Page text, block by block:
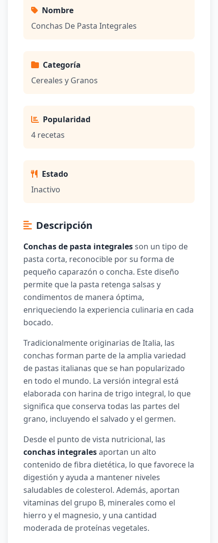
Nombre
Conchas De Pasta Integrales
Categoría
Cereales y Granos
Popularidad
4 recetas
Estado
Inactivo
Descripción
Conchas de pasta integralesson un tipo de
pasta corta, reconocible por su forma de
pequeño caparazón o concha. Este diseño
permite que la pasta retenga salsas y
condimentos de manera óptima,
enriqueciendo la experiencia culinaria en cada
bocado.
Tradicionalmente originarias de Italia, las
conchas forman parte de la amplia variedad
de pastas italianas que se han popularizado
en todo el mundo. La versión integral está
elaborada con harina de trigo integral, lo que
significa que conserva todas las partes del
grano, incluyendo el salvado y el germen.
Desde el punto de vista nutricional, las
conchas integralesaportan un alto
contenido de fibra dietética, lo que favorece la
digestión y ayuda a mantener niveles
saludables de colesterol. Además, aportan
vitaminas del grupo B, minerales como el
hierro y el magnesio, y una cantidad
moderada de proteínas vegetales.